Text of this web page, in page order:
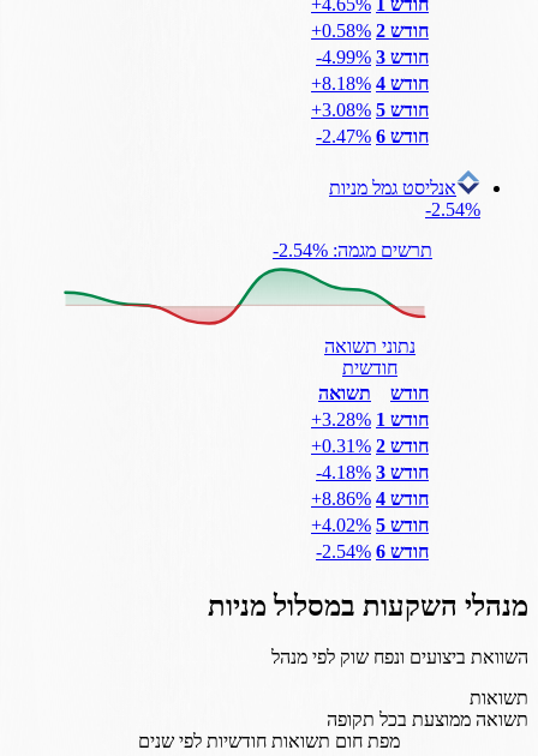
חודש 2
‎+0.58%
חודש 3
‎-4.99%
חודש 4
‎+8.18%
חודש 5
‎+3.08%
חודש 6
‎-2.47%
אנליסט גמל מניות
‎-2.54%
תרשים מגמה: ‎-2.54%
נתוני תשואה
חודשית
חודש
תשואה
חודש 1
‎+3.28%
חודש 2
‎+0.31%
חודש 3
‎-4.18%
חודש 4
‎+8.86%
חודש 5
‎+4.02%
חודש 6
‎-2.54%
מנהלי השקעות במסלול מניות
השוואת ביצועים ונפח שוק לפי מנהל
תשואות
תשואה ממוצעת בכל תקופה
מפת חום תשואות חודשיות לפי שנים